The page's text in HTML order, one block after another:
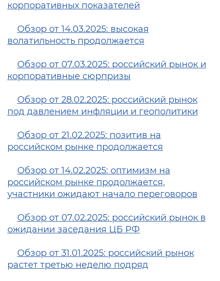
корпоративных показателей
Обзор от 14.03.2025: высокая
волатильность продолжается
Обзор от 07.03.2025: российский рынок и
корпоративные сюрпризы
Обзор от 28.02.2025: российский рынок
под давлением инфляции и геополитики
Обзор от 21.02.2025: позитив на
российском рынке продолжается
Обзор от 14.02.2025: оптимизм на
российском рынке продолжается,
участники ожидают начало переговоров
Обзор от 07.02.2025: российский рынок в
ожидании заседания ЦБ РФ
Обзор от 31.01.2025: российский рынок
растет третью неделю подряд